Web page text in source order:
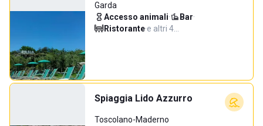
Garda
Accesso animali· Bar·
Ristorante·e altri 4…
Spiaggia Lido Azzurro
Toscolano-Maderno